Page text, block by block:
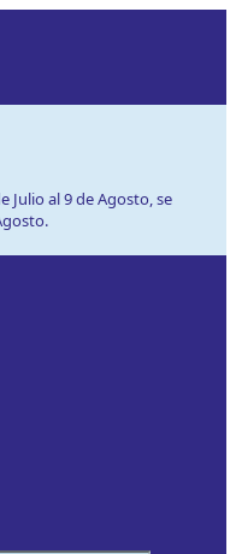
Julio al 9 de Agosto, se